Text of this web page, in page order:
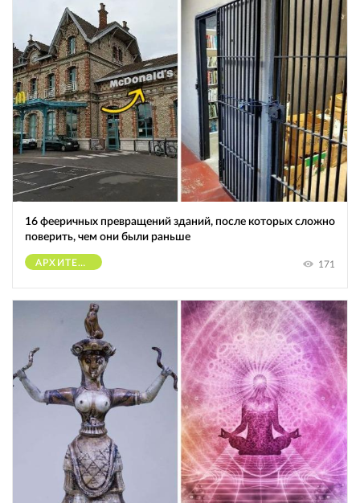
16 фееричных превращений зданий, после которых сложно
поверить, чем они были раньше
АРХИТЕКТУРА 171